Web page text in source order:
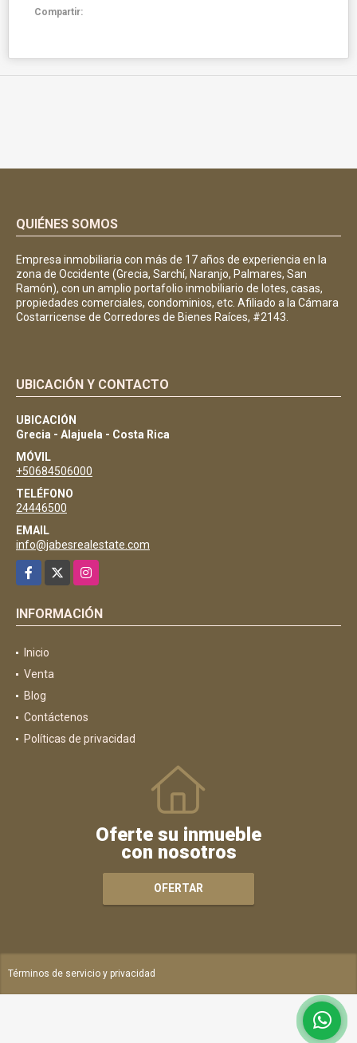
Compartir:
QUIÉNES SOMOS
Empresa inmobiliaria con más de 17 años de experiencia en la
zona de Occidente (Grecia, Sarchí, Naranjo, Palmares, San
Ramón), con un amplio portafolio inmobiliario de lotes, casas,
propiedades comerciales, condominios, etc. Afiliado a la Cámara
Costarricense de Corredores de Bienes Raíces, #2143.
UBICACIÓN Y CONTACTO
UBICACIÓN
Grecia - Alajuela - Costa Rica
MÓVIL
+50684506000
TELÉFONO
24446500
EMAIL
info@jabesrealestate.com
Facebook
Instagram
INFORMACIÓN
Inicio
Venta
Blog
Contáctenos
Políticas de privacidad
Oferte su inmueble
con nosotros
OFERTAR
Términos de servicio y privacidad